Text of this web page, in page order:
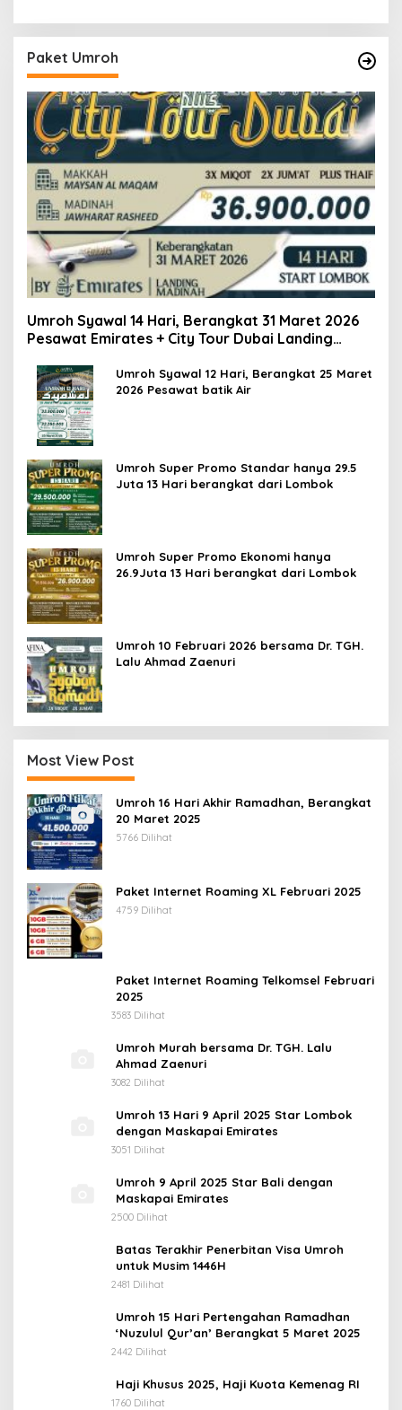
Paket Umroh
Umroh Syawal 14 Hari, Berangkat 31 Maret 2026
Pesawat Emirates + City Tour Dubai Landing
Umroh Syawal 12 Hari, Berangkat 25 Maret
2026 Pesawat batik Air
Umroh Super Promo Standar hanya 29.5
Juta 13 Hari berangkat dari Lombok
Umroh Super Promo Ekonomi hanya
26.9Juta 13 Hari berangkat dari Lombok
Umroh 10 Februari 2026 bersama Dr. TGH.
Lalu Ahmad Zaenuri
Most View Post
Umroh 16 Hari Akhir Ramadhan, Berangkat
20 Maret 2025
5766 Dilihat
Paket Internet Roaming XL Februari 2025
4759 Dilihat
Paket Internet Roaming Telkomsel Februari
2025
3583 Dilihat
Umroh Murah bersama Dr. TGH. Lalu
Ahmad Zaenuri
3082 Dilihat
Umroh 13 Hari 9 April 2025 Star Lombok
dengan Maskapai Emirates
3051 Dilihat
Umroh 9 April 2025 Star Bali dengan
Maskapai Emirates
2500 Dilihat
Batas Terakhir Penerbitan Visa Umroh
untuk Musim 1446H
2481 Dilihat
Umroh 15 Hari Pertengahan Ramadhan
‘Nuzulul Qur’an’ Berangkat 5 Maret 2025
2442 Dilihat
Haji Khusus 2025, Haji Kuota Kemenag RI
1760 Dilihat